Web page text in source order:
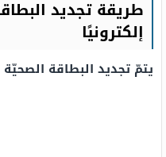
طريقة تجديد
إلكترونيًا
يتمّ تجديد البطاقة الصحيّة